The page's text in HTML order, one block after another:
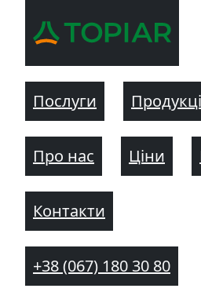
Послуги
Про нас Ціни
Контакти
+38 (067) 180 30 80